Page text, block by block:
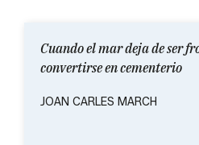
Cuando el mar deja de ser
convertirse en cementerio
JOAN CARLES MARCH